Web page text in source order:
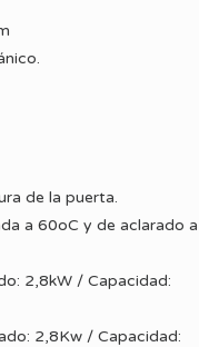
de la puerta.
a 60oC y de aclarado a
2,8kW / Capacidad:
2,8Kw / Capacidad: